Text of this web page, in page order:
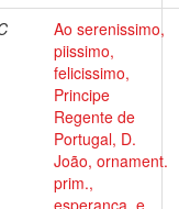
Ao serenissimo,
piissimo,
felicissimo,
Principe
Regente de
Portugal, D.
João, ornament.
prim.,
esperança, e